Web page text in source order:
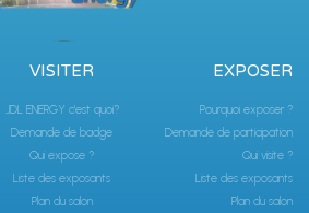
VISITER
JDL ENERGY c'est quoi?
Demande de badge
Qui expose ?
Liste des exposants
Plan du salon
EXPOSER
Pourquoi exposer ?
Demande de participation
Qui visite ?
Liste des exposants
Plan du salon